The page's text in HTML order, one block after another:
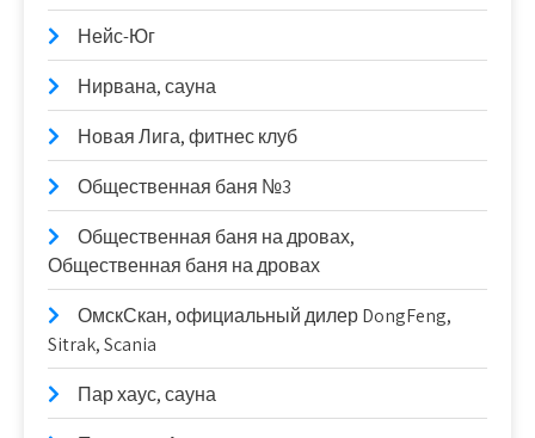
Нейс-Юг
Нирвана, сауна
Новая Лига, фитнес клуб
Общественная баня №3
Общественная баня на дровах,
Общественная баня на дровах
ОмскСкан, официальный дилер DongFeng,
Sitrak, Scania
Пар хаус, сауна